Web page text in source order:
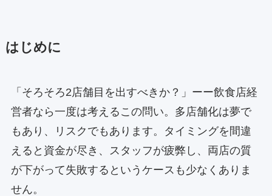
はじめに
「そろそろ2店舗目を出すべきか？」ーー飲食店経
営者なら一度は考えるこの問い。多店舗化は夢で
もあり、リスクでもあります。タイミングを間違
えると資金が尽き、スタッフが疲弊し、両店の質
が下がって失敗するというケースも少なくありま
せん。